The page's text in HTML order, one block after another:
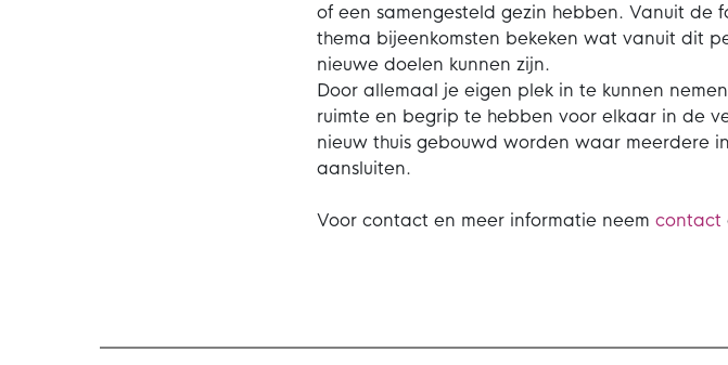
of een samengesteld gezin hebben. Vanuit de
thema bijeenkomsten bekeken wat vanuit dit
nieuwe doelen kunnen zijn.
Door allemaal je eigen plek in te kunnen
ruimte en begrip te hebben voor elkaar in de
nieuw thuis gebouwd worden waar meerdere
aansluiten.
Voor contact en meer informatie neem contact